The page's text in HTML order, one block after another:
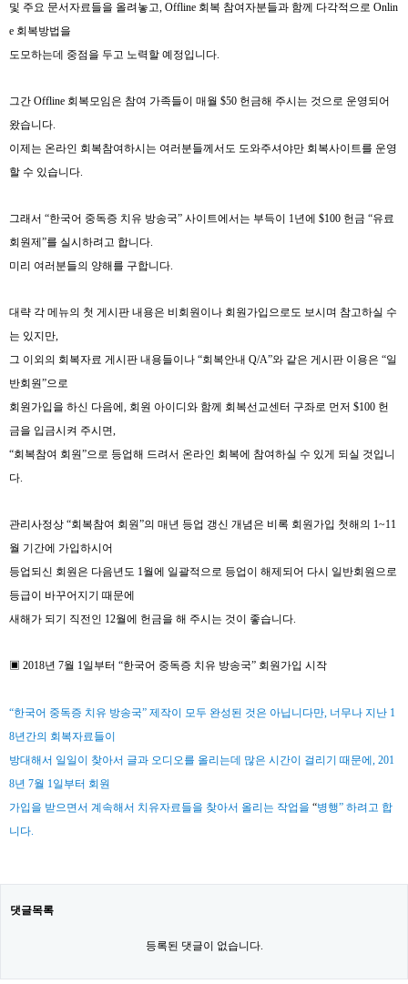
및 주요 문서자료들을 올려놓고, Offline 회복 참여자분들과 함께 다각적으로 Onlin
e 회복방법을
도모하는데 중점을 두고 노력할 예정입니다.
그간 Offline 회복모임은 참여 가족들이 매월 $50 헌금해 주시는 것으로 운영되어
왔습니다.
이제는 온라인 회복참여하시는 여러분들께서도 도와주셔야만 회복사이트를 운영
할 수 있습니다.
그래서 “한국어 중독증 치유 방송국” 사이트에서는 부득이 1년에 $100 헌금 “유료
회원제 ”를 실시하려고 합니다.
미리 여러분들의 양해를 구합니다.
대략 각 메뉴의 첫 게시판 내용은 비회원이나 회원가입으로도 보시며 참고하실 수
는 있지만,
그 이외의 회복자료 게시판 내용들이나 “회복안내 Q/A”와 같은 게시판 이용은 “일
반회원”으로
회원가입을 하신 다음에 , 회원 아이디와 함께 회복선교센터 구좌로 먼저 $100 헌
금을 입금시켜 주시면,
“회복참여 회원”으로 등업해 드려서 온라인 회복에 참여하실 수 있게 되실 것입니
다.
관리사정상 “회복참여 회원”의 매년 등업 갱신 개념은 비록 회원가입 첫해의 1~11
월 기간에 가입하시어
등업되신 회원은 다음년도 1월에 일괄적으로 등업이 해제되어 다시 일반회원으로
등급이 바꾸어지기 때문에
새해가 되기 직전인 12월에 헌금을 해 주시는 것이 좋습니다.
▣ 2018년 7월 1일부터 “한국어 중독증 치유 방송국” 회원가입 시작
“한국어 중독증 치유 방송국” 제작이 모두 완성된 것은 아닙니다만, 너무나 지난 1
8년간의 회복자료들이
방대해서 일일이 찾아서 글과 오디오를 올리는데 많은 시간이 걸리기 때문에, 201
8년 7월 1일부터 회원
가입을 받으면서 계속해서 치유자료들을 찾아서 올리는 작업을 “병행” 하려고 합
니다.
댓글목록
등록된 댓글이 없습니다.